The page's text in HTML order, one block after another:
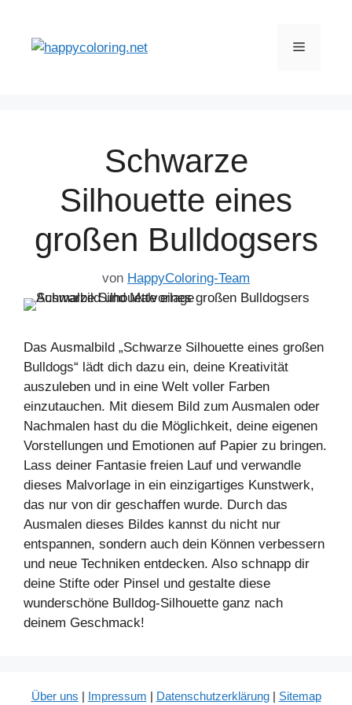
springen
Menü
Schwarze
Silhouette eines
großen Bulldogsers
von HappyColoring-Team
Das Ausmalbild „Schwarze Silhouette eines großen
Bulldogs“ lädt dich dazu ein, deine Kreativität
auszuleben und in eine Welt voller Farben
einzutauchen. Mit diesem Bild zum Ausmalen oder
Nachmalen hast du die Möglichkeit, deine eigenen
Vorstellungen und Emotionen auf Papier zu bringen.
Lass deiner Fantasie freien Lauf und verwandle
dieses Malvorlage in ein einzigartiges Kunstwerk,
das nur von dir geschaffen wurde. Durch das
Ausmalen dieses Bildes kannst du nicht nur
entspannen, sondern auch dein Können verbessern
und neue Techniken entdecken. Also schnapp dir
deine Stifte oder Pinsel und gestalte diese
wunderschöne Bulldog-Silhouette ganz nach
deinem Geschmack!
Über uns | Impressum | Datenschutzerklärung| Sitemap